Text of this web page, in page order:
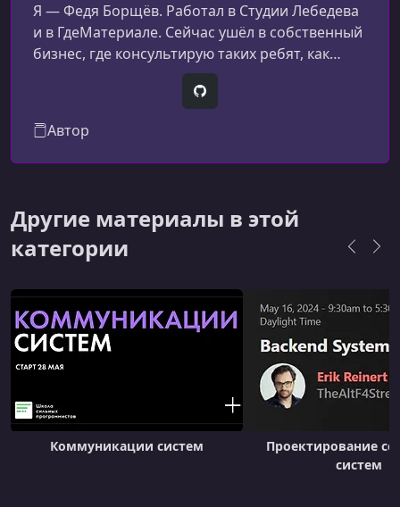
Я — Федя Борщёв. Работал в Студии Лебедева
и в ГдеМатериале. Сейчас ушёл в собственный
бизнес, где консультирую таких ребят, как
igooods, «Вкусвилл» и «Дождь». Больше 10 лет
я руковожу командами программистов, в
винтиков в самостоятельные боевые единицы,
способные строить свои команды по моим
GitHub
Автор
Другие материалы в этой
категории
Коммуникации систем
Проектирование
систем